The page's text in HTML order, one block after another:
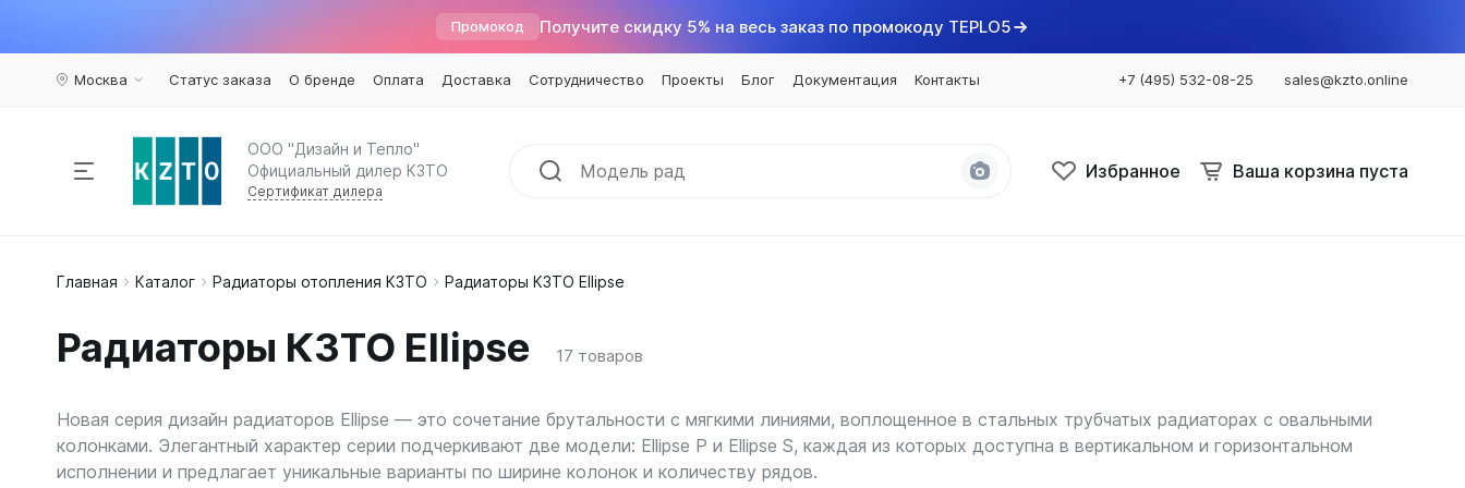
Промокод Получите скидку 5% на весь заказ по промокоду TEPLO5
Москва Статус заказа О бренде Оплата Доставка Сотрудничество Проекты Блог Документация Контакты +7 (495) 532-08-25 sales@kzto.online
ООО "Дизайн и Тепло"
Официальный дилер КЗТО
Сертификат дилера
Избранное Ваша корзина пуста
Радиаторы отопления
Комплектующие
% Распродажа
По параметрам Хит
Вертикальные
Трубчатые
Напольные
Квадратный профиль
на 8 секций
на 9 секций
Напольные конвекторы
Элегант Мини
Элегант Плюс
Бриз В Turbo
Бриз В Turbo Нерж
Арматура для радиаторов
Вентили для радиаторов
Воздухоудалители и заглушки
Кронштейны
Термостатические головки
Главная Каталог Радиаторы отопления КЗТО Радиаторы КЗТО Ellipse
Радиаторы КЗТО Ellipse 17 товаров
Новая серия дизайн радиаторов Ellipse — это сочетание брутальности с мягкими линиями, воплощенное в стальных трубчатых радиаторах с овальными
колонками. Элегантный характер серии подчеркивают две модели: Ellipse P и Ellipse S, каждая из которых доступна в вертикальном и горизонтальном
исполнении и предлагает уникальные варианты по ширине колонок и количеству рядов.